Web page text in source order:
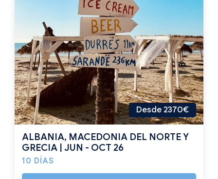
Desde 2370€
ALBANIA, MACEDONIA DEL NORTE Y
GRECIA | JUN - OCT 26
10 DÍAS